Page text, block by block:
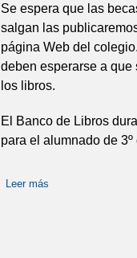
REUNIÓN
REUNIÓN
REUNIÓN
REUNIÓN
SEMANA DEL
Se espera que las
salgan las
página Web del
deben esperarse a que
los libros.
El Banco de Libros
para el alumnado de
Leer más